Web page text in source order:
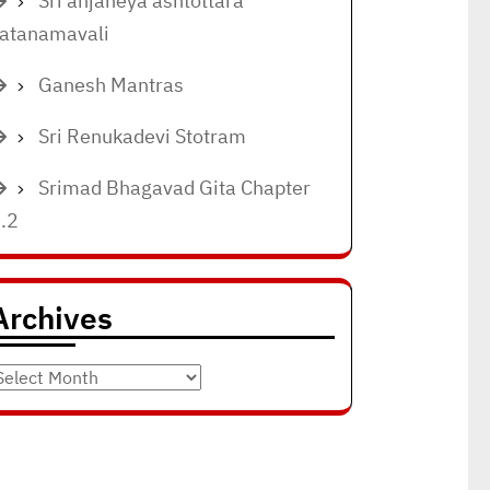
Ganesh Mantras
Sri Renukadevi Stotram
Srimad Bhagavad Gita Chapter